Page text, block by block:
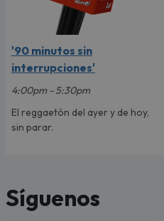
'90 minutos sin
interrupciones'
4:00pm - 5:30pm
El reggaetón del ayer y de hoy,
sin parar.
Síguenos